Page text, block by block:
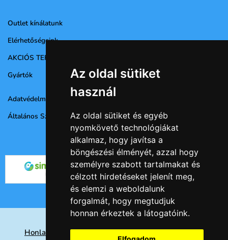
Az oldal sütiket
használ
Az oldal sütiket és egyéb
nyomkövető technológiákat
alkalmaz, hogy javítsa a
böngészési élményét, azzal hogy
személyre szabott tartalmakat és
célzott hirdetéseket jelenít meg,
és elemzi a weboldalunk
forgalmát, hogy megtudjuk
honnan érkeztek a látogatóink.
Outlet kínálatunk
Elérhetőségeink
AKCIÓS TERMÉKEK
Gyártók
Adatvédelmi nyilatkozat
Általános Szerződési Feltételek
Honlap készités Nyíregyházán, keresőoptimalizálás